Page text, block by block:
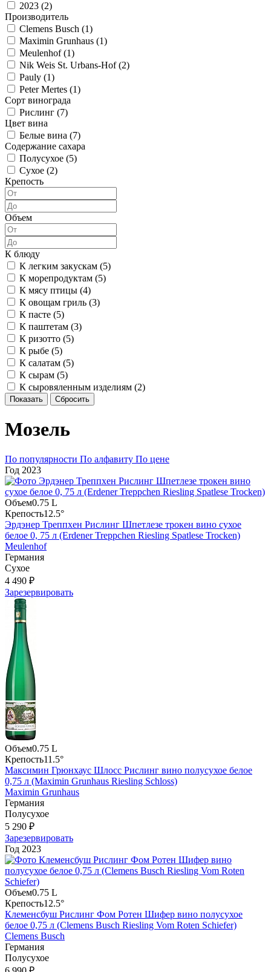
2023 (2)
Производитель
Clemens Busch (1)
Maximin Grunhaus (1)
Meulenhof (1)
Nik Weis St. Urbans-Hof (2)
Pauly (1)
Peter Mertes (1)
Сорт винограда
Рислинг (7)
Цвет вина
Белые вина (7)
Содержание сахара
Полусухое (5)
Сухое (2)
Крепость
Объем
К блюду
К легким закускам (5)
К морепродуктам (5)
К мясу птицы (4)
К овощам гриль (3)
К пасте (5)
К паштетам (3)
К ризотто (5)
К рыбе (5)
К салатам (5)
К сырам (5)
К сыровяленным изделиям (2)
Показать Сбросить
Мозель
По популярности По алфавиту По цене
Год 2023
Объем0.75 L
Крепость12.5°
Эрдэнер Треппхен Рислинг Шпетлезе трокен вино сухое
белое 0, 75 л (Erdener Treppchen Riesling Spatlese Trocken)
Meulenhof
Германия
Сухое
4 490 ₽
Зарезервировать
Объем0.75 L
Крепость11.5°
Максимин Грюнхаус Шлосс Рислинг вино полусухое белое
0,75 л (Maximin Grunhaus Riesling Schloss)
Maximin Grunhaus
Германия
Полусухое
5 290 ₽
Зарезервировать
Год 2023
Объем0.75 L
Крепость12.5°
Клеменсбуш Рислинг Фом Ротен Шифер вино полусухое
белое 0,75 л (Clemens Busch Riesling Vom Roten Schiefer)
Clemens Busch
Германия
Полусухое